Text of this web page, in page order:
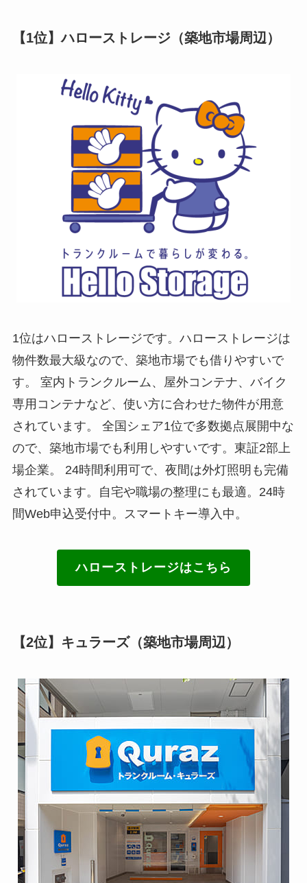
【1位】ハローストレージ（築地市場周辺）
1位はハローストレージです。ハローストレージは
物件数最大級なので、築地市場でも借りやすいで
す。 室内トランクルーム、屋外コンテナ、バイク
専用コンテナなど、使い方に合わせた物件が用意
されています。 全国シェア1位で多数拠点展開中な
ので、築地市場でも利用しやすいです。東証2部上
場企業。 24時間利用可で、夜間は外灯照明も完備
されています。自宅や職場の整理にも最適。24時
間Web申込受付中。スマートキー導入中。
ハローストレージはこちら
【2位】キュラーズ（築地市場周辺）